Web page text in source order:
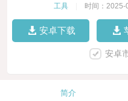
工具 时间：2025-
安卓下载
安卓
简介